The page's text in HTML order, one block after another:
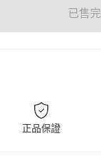
已售完
正品保證